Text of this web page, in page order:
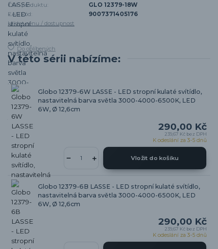
Číslo produktu:
GLO 12379-18W
EAN kód:
9007371405176
Hlídat cenu / dostupnost
Do oblíbených
V této sérii nabízíme:
Globo 12379-6W LASSE - LED stropní kulaté svítídlo,
nastavitelná barva světla 3000-4000-6500K, LED
6W, Ø 12,6cm
290,00 Kč
239,67 Kč bez DPH
K odeslání za 3-5 dnů
Vložit do košíku
Globo 12379-6B LASSE - LED stropní kulaté svítídlo,
nastavitelná barva světla 3000-4000-6500K, LED
6W, Ø 12,6cm
290,00 Kč
239,67 Kč bez DPH
K odeslání za 3-5 dnů